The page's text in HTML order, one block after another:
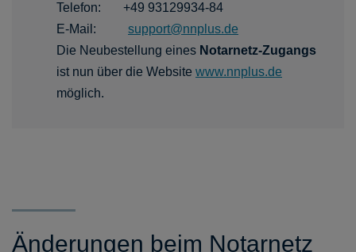
Telefon: +49 93129934-84
E-Mail: support@nnplus.de
Die Neubestellung eines Notarnetz-Zugangs
ist nun über die Website www.nnplus.de
möglich.
Änderungen beim Notarnetz